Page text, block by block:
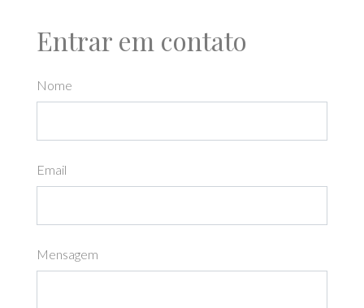
Entrar em contato
Nome
Email
Mensagem